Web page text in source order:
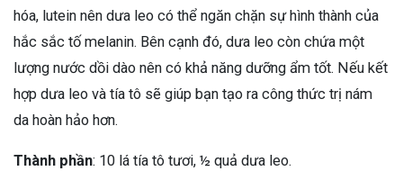
hóa, lutein nên dưa leo có thể ngăn chặn sự hình thành của
hắc sắc tố melanin. Bên cạnh đó, dưa leo còn chứa một
lượng nước dồi dào nên có khả năng dưỡng ẩm tốt. Nếu kết
hợp dưa leo và tía tô sẽ giúp bạn tạo ra công thức trị nám
da hoàn hảo hơn.
Thành phần: 10 lá tía tô tươi, ½ quả dưa leo.